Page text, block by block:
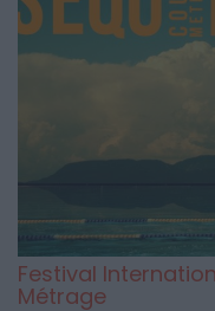
Festival
Métrage